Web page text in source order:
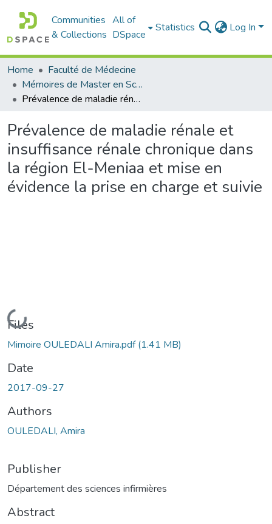
Communities
& Collections
All of
DSpace
Statistics Log In
Home
Faculté de Médecine
Mémoires de Master en Sciences Infirmières
Prévalence de maladie rénale et insuffisance rénale chronique dans la région El-Meniaa et mise en évidence la prise en charge et suivie
Prévalence de maladie rénale et
insuffisance rénale chronique dans
la région El-Meniaa et mise en
évidence la prise en charge et suivie
Loading...
Files
Mimoire OULEDALI Amira.pdf(1.41 MB)
Date
2017-09-27
Authors
OULEDALI, Amira
Publisher
Département des sciences infirmières
Abstract